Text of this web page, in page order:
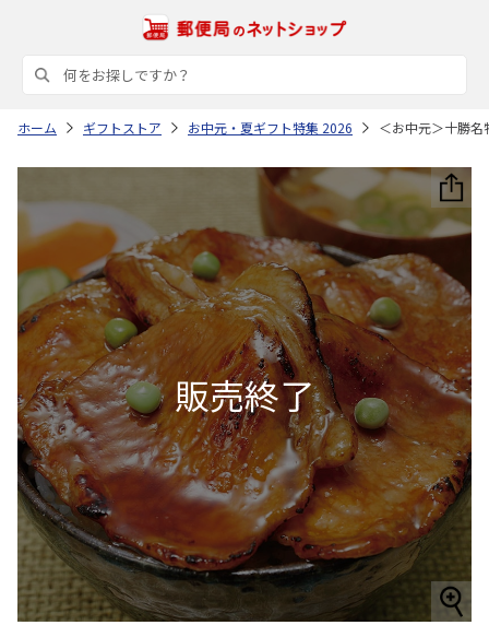
ホーム ギフトストア お中元・夏ギフト特集 2026 ＜お中元＞十勝